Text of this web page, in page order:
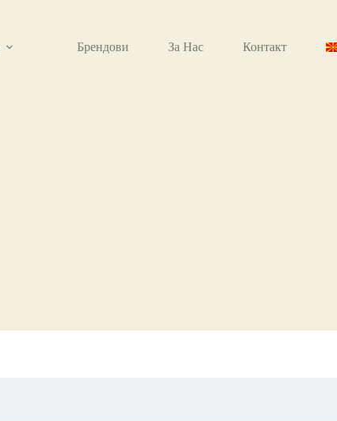
Брендови За Нас Контакт